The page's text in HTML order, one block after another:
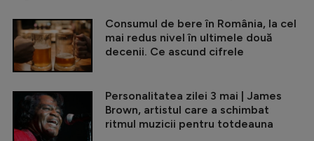
Consumul de bere în România, la cel
mai redus nivel în ultimele două
decenii. Ce ascund cifrele
Personalitatea zilei 3 mai | James
Brown, artistul care a schimbat
ritmul muzicii pentru totdeauna